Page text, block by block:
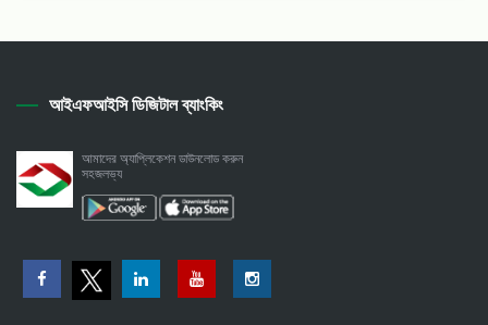
আইএফআইসি ডিজিটাল ব্যাংকিং
আমাদের অ্যাপ্লিকেশন ডাউনলোড করুন
সহজলভ্য